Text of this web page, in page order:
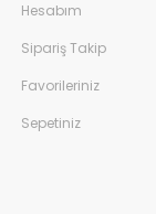
Hesabım
Sipariş Takip
Favorileriniz
Sepetiniz